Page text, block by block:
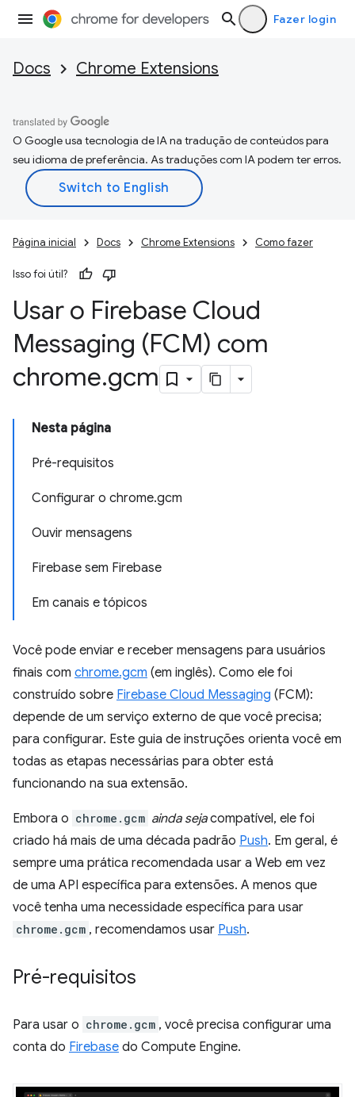
Fazer login
Docs Chrome Extensions
O Google usa tecnologia de IA na tradução de conteúdos para
seu idioma de preferência. As traduções com IA podem ter erros.
Página inicial Docs Chrome Extensions Como fazer
Isso foi útil?
Usar o Firebase Cloud
Messaging (FCM) com
chrome.gcm
Nesta página
Pré-requisitos
Configurar o chrome.gcm
Ouvir mensagens
Firebase sem Firebase
Em canais e tópicos
Você pode enviar e receber mensagens para usuários
finais com chrome.gcm (em inglês). Como ele foi
construído sobre Firebase Cloud Messaging (FCM):
depende de um serviço externo de que você precisa;
para configurar. Este guia de instruções orienta você em
todas as etapas necessárias para obter está
funcionando na sua extensão.
Embora o chrome.gcm ainda sejacompatível, ele foi
criado há mais de uma década padrão Push. Em geral, é
sempre uma prática recomendada usar a Web em vez
de uma API específica para extensões. A menos que
você tenha uma necessidade específica para usar
chrome.gcm , recomendamos usar Push.
Pré-requisitos
Para usar o chrome.gcm , você precisa configurar uma
conta do Firebase do Compute Engine.